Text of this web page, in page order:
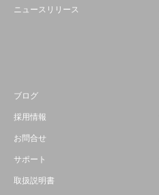
ニュースリリース
ブログ
採用情報
お問合せ
サポート
取扱説明書